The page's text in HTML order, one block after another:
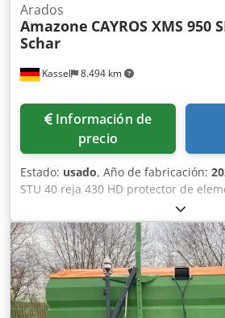
Kassel 8.494 km
Arados
Amazone CAYROS XMS 950
Schar
Información de
precio
Estado: usado, Año de fabricación:
STU 40 reja 430 HD protector de
SEGURIDAD / Dcodpfx Asuhnlmebrek